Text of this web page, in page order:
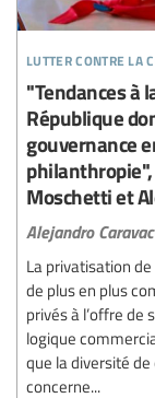
lutter contre la
"Tendances à
République
gouvernance
philanthropie",
Moschetti et
Alejandro
La privatisation
de plus en plus
privés à l’offre de
logique
que la diversité
concerne...